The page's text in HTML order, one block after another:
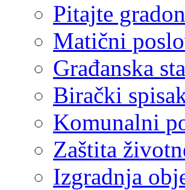
Pitajte
Matični
Građanska
Birački
Komunalni
Zaštita
Izgradnja